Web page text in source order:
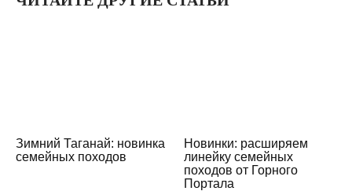
Зимний Таганай: новинка
семейных походов
Новинки: расширяем
линейку семейных
походов от Горного
Портала